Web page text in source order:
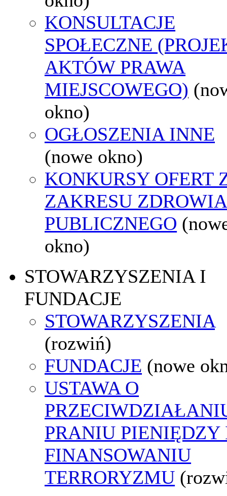
KONSULTACJE
SPOŁECZNE
AKTÓW PRAWA
MIEJSCOWEGO)
okno)
OGŁOSZENIA INNE
(nowe okno)
KONKURSY OFERT
ZAKRESU ZDROWIA
PUBLICZNEGO
okno)
STOWARZYSZENIA I
FUNDACJE
STOWARZYSZENIA
(rozwiń)
FUNDACJE (nowe
USTAWA O
PRANIU PIENIĘDZY
FINANSOWANIU
TERRORYZMU